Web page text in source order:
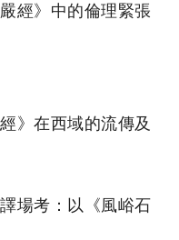
經》中的倫理緊張
》在西域的流傳及
場考：以《風峪石